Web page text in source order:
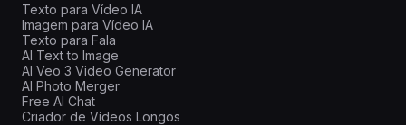
Texto para Vídeo IA
Imagem para Vídeo IA
Texto para Fala
AI Text to Image
AI Veo 3 Video Generator
AI Photo Merger
Free AI Chat
Criador de Vídeos Longos